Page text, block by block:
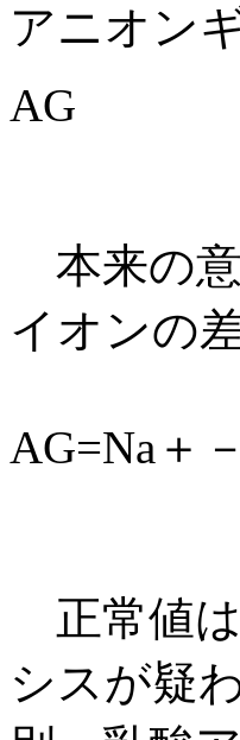
アニオン
AG
本来の
イオンの
AG=Na＋
正常値は
シスが疑